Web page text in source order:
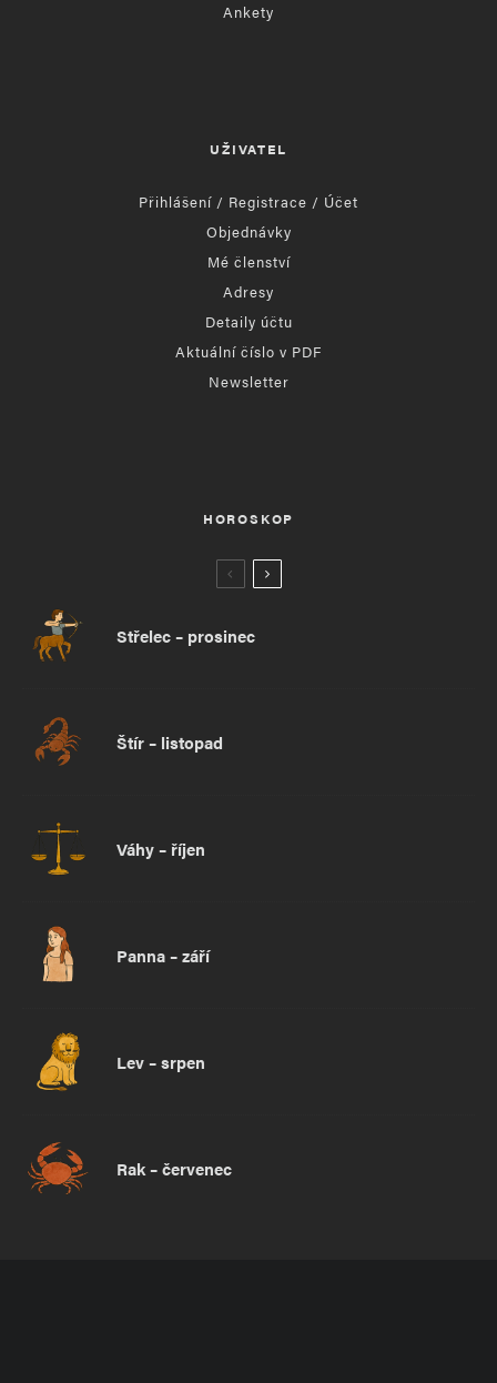
Ankety
UŽIVATEL
Přihlášení / Registrace / Účet
Objednávky
Mé členství
Adresy
Detaily účtu
Aktuální číslo v PDF
Newsletter
HOROSKOP
Střelec – prosinec
Štír – listopad
Váhy – říjen
Panna – září
Lev – srpen
Rak – červenec